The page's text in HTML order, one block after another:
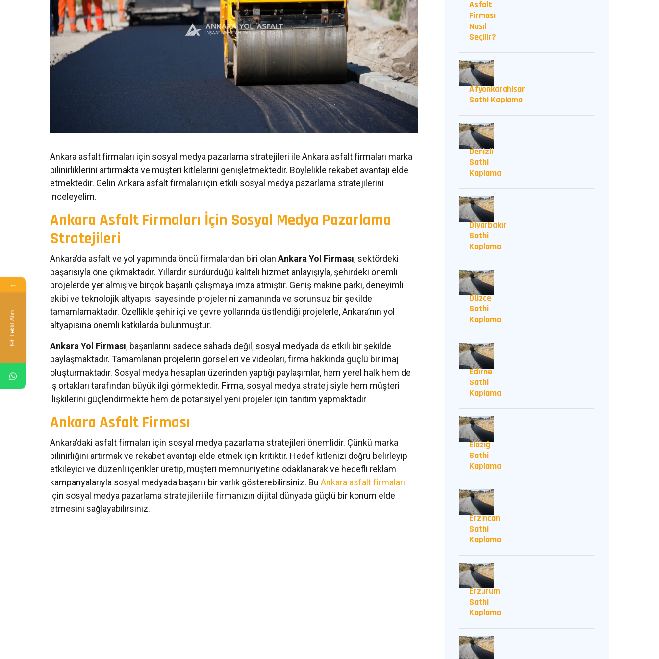
Asfalt
Firması
Nasıl
Seçilir?
Afyonkarahisar
Sathi Kaplama
Denizli
Sathi
Kaplama
Diyarbakır
Sathi
Kaplama
Düzce
Sathi
Kaplama
Edirne
Sathi
Kaplama
Elazığ
Sathi
Kaplama
Erzincan
Sathi
Kaplama
Erzurum
Sathi
Kaplama
Ankara asfalt firmaları için sosyal medya pazarlama stratejileri ile Ankara asfalt firmaları marka
bilinirliklerini artırmakta ve müşteri kitlelerini genişletmektedir. Böylelikle rekabet avantajı elde
etmektedir. Gelin Ankara asfalt firmaları için etkili sosyal medya pazarlama stratejilerini
inceleyelim.
Ankara Asfalt Firmaları İçin Sosyal Medya Pazarlama
Stratejileri
Ankara’da asfalt ve yol yapımında öncü firmalardan biri olan Ankara Yol Firması, sektördeki
başarısıyla öne çıkmaktadır. Yıllardır sürdürdüğü kaliteli hizmet anlayışıyla, şehirdeki önemli
projelerde yer almış ve birçok başarılı çalışmaya imza atmıştır. Geniş makine parkı, deneyimli
ekibi ve teknolojik altyapısı sayesinde projelerini zamanında ve sorunsuz bir şekilde
tamamlamaktadır. Özellikle şehir içi ve çevre yollarında üstlendiği projelerle, Ankara’nın yol
altyapısına önemli katkılarda bulunmuştur.
Ankara Yol Firması, başarılarını sadece sahada değil, sosyal medyada da etkili bir şekilde
paylaşmaktadır. Tamamlanan projelerin görselleri ve videoları, firma hakkında güçlü bir imaj
oluşturmaktadır. Sosyal medya hesapları üzerinden yaptığı paylaşımlar, hem yerel halk hem de
iş ortakları tarafından büyük ilgi görmektedir. Firma, sosyal medya stratejisiyle hem müşteri
ilişkilerini güçlendirmekte hem de potansiyel yeni projeler için tanıtım yapmaktadır
Ankara Asfalt Firması
Ankara’daki asfalt firmaları için sosyal medya pazarlama stratejileri önemlidir. Çünkü marka
bilinirliğini artırmak ve rekabet avantajı elde etmek için kritiktir. Hedef kitlenizi doğru belirleyip
etkileyici ve düzenli içerikler üretip, müşteri memnuniyetine odaklanarak ve hedefli reklam
kampanyalarıyla sosyal medyada başarılı bir varlık gösterebilirsiniz. Bu Ankara asfalt firmaları
için sosyal medya pazarlama stratejileri ile firmanızın dijital dünyada güçlü bir konum elde
etmesini sağlayabilirsiniz.
←
Teklif Alın